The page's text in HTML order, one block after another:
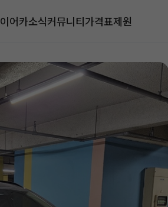
이어카소식커뮤니티가격표제원